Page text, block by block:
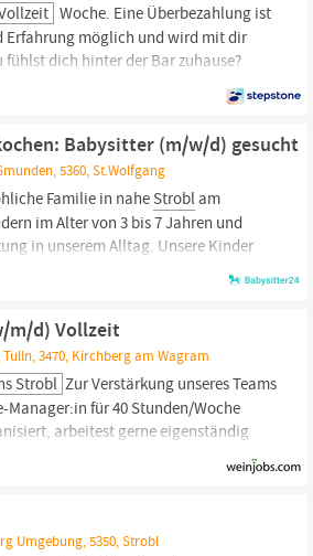
Woche. Eine Überbezahlung ist
Erfahrung möglich und wird mit dir
dich hinter der Bar zuhause?
Schicke deinen Lebenslauf mit Foto
Ansprechperson: Julia
Strobl
Ohne Berufserfahrung,
Babysitter (m/w/d) gesucht
5360, St.Wolfgang
Familie in nahe Stroblam
im Alter von 3 bis 7 Jahren und
in unserem Alltag. Unsere Kinder
wir wünschen uns jemanden, der
und einfach Freude an der
m/d) Vollzeit
3470, Kirchberg am Wagram
Strobl Zur Verstärkung unseres Teams
Manager:in für 40 Stunden/Woche
arbeitest gerne eigenständig
Zeiten den Überblick? Dann
Deine Aufgaben: Du übernimmst die
Umgebung, 5350, Strobl